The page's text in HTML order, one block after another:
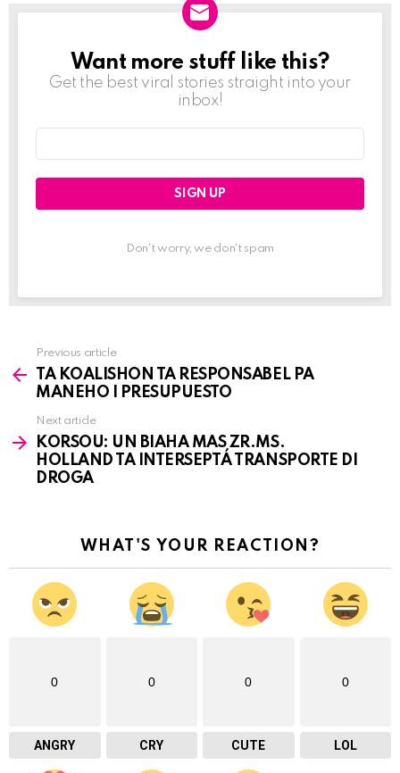
NEWSLETTER
Want more stuff like this?
Get the best viral stories straight into your
inbox!
Don't worry, we don't spam
more
Previous article
TA KOALISHON TA RESPONSABEL PA
MANEHO I PRESUPUESTO
Next article
KORSOU: UN BIAHA MAS ZR.MS.
HOLLAND TA INTERSEPTÁ TRANSPORTE DI
DROGA
WHAT'S YOUR REACTION?
0
ANGRY
0
CRY
0
CUTE
0
LOL